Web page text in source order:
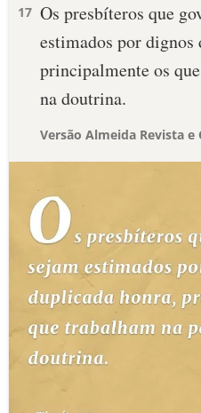
17 Os presbíteros que
estimados por dignos
principalmente os
na doutrina.
Versão Almeida Revista e